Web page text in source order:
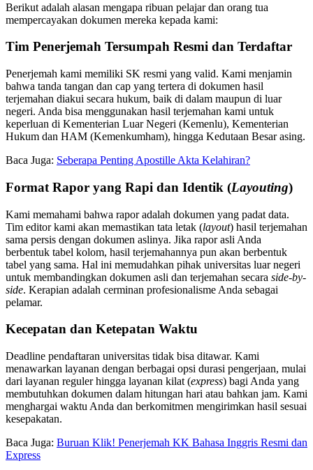
Berikut adalah alasan mengapa ribuan pelajar dan orang tua
mempercayakan dokumen mereka kepada kami:
Tim Penerjemah Tersumpah Resmi dan Terdaftar
Penerjemah kami memiliki SK resmi yang valid. Kami menjamin
bahwa tanda tangan dan cap yang tertera di dokumen hasil
terjemahan diakui secara hukum, baik di dalam maupun di luar
negeri. Anda bisa menggunakan hasil terjemahan kami untuk
keperluan di Kementerian Luar Negeri (Kemenlu), Kementerian
Hukum dan HAM (Kemenkumham), hingga Kedutaan Besar asing.
Baca Juga: Seberapa Penting Apostille Akta Kelahiran?
Format Rapor yang Rapi dan Identik (Layouting)
Kami memahami bahwa rapor adalah dokumen yang padat data.
Tim editor kami akan memastikan tata letak (layout) hasil terjemahan
sama persis dengan dokumen aslinya. Jika rapor asli Anda
berbentuk tabel kolom, hasil terjemahannya pun akan berbentuk
tabel yang sama. Hal ini memudahkan pihak universitas luar negeri
untuk membandingkan dokumen asli dan terjemahan secara side-by-
side. Kerapian adalah cerminan profesionalisme Anda sebagai
pelamar.
Kecepatan dan Ketepatan Waktu
Deadline pendaftaran universitas tidak bisa ditawar. Kami
menawarkan layanan dengan berbagai opsi durasi pengerjaan, mulai
dari layanan reguler hingga layanan kilat (express) bagi Anda yang
membutuhkan dokumen dalam hitungan hari atau bahkan jam. Kami
menghargai waktu Anda dan berkomitmen mengirimkan hasil sesuai
kesepakatan.
Baca Juga: Buruan Klik! Penerjemah KK Bahasa Inggris Resmi dan
Express